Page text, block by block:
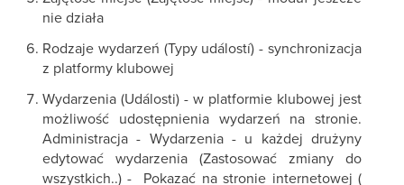
nie działa
Rodzaje wydarzeń (Typy událostí) - synchronizacja
z platformy klubowej
Wydarzenia (Události) - w platformie klubowej jest
możliwość udostępnienia wydarzeń na stronie.
Administracja - Wydarzenia - u każdej drużyny
edytować wydarzenia (Zastosować zmiany do
wszystkich..) - Pokazać na stronie internetowej (